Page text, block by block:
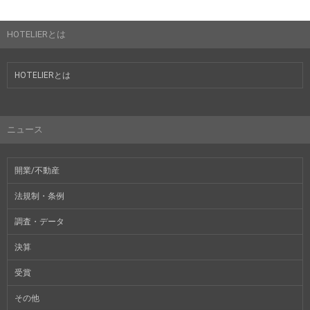
HOTELIERとは
HOTELIERとは
ニュース
開業/不動産
法規制・条例
調査・データ
決算
受賞
その他